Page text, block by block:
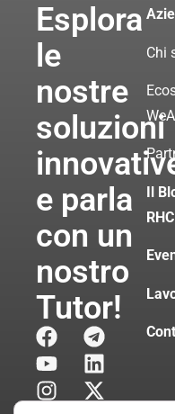
Esplora
le
nostre
soluzioni
e parla
con un
nostro
Tutor!
Chi
Il